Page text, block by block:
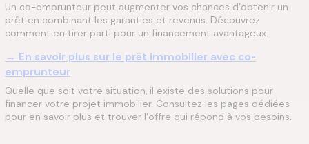
Un co-emprunteur peut augmenter vos chances d’obtenir un
prêt en combinant les garanties et revenus. Découvrez
comment en tirer parti pour un financement avantageux.
→ En savoir plus sur le prêt immobilier avec co-
emprunteur
Quelle que soit votre situation, il existe des solutions pour
financer votre projet immobilier. Consultez les pages dédiées
pour en savoir plus et trouver l’offre qui répond à vos besoins.